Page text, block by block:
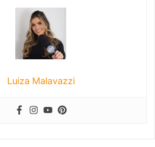
Luiza Malavazzi